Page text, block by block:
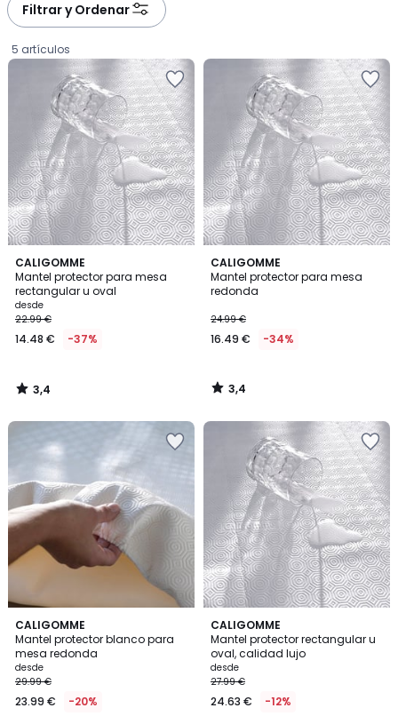
Filtrar y Ordenar
5 artículos
CALIGOMME
Mantel protector para mesa
rectangular u oval
Precio
a
partir
14.48
€
22.99
€
37%
descuento
aplicado.
desde
22.99 €
14.48 € -37%
3,4
/ 5
3,4
/
CALIGOMME
Mantel protector para mesa
redonda
24.99 €
16.49 € -34%
3,4
/ 5
3,4
/
CALIGOMME
Mantel protector blanco para
mesa redonda
desde
29.99 €
23.99 € -20%
4
/
5
CALIGOMME
Mantel protector rectangular u
oval, calidad lujo
desde
27.99 €
24.63 € -12%
3,5
/ 5